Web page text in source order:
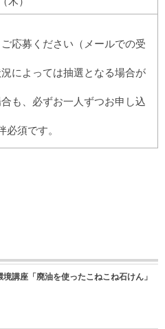
応募ください（メールでの受
によっては抽選となる場合が
も、必ずお一人ずつお申し込
須です。
境講座「廃油を使ったこねこね石けん」